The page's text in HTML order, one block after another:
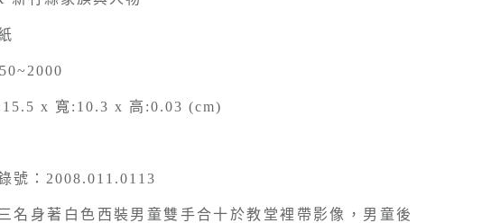
x 寬:10.3 x 高:0.03 (cm)
號：2008.011.0113
名身著白色西裝男童雙手合十於教堂裡帶影像，男童後